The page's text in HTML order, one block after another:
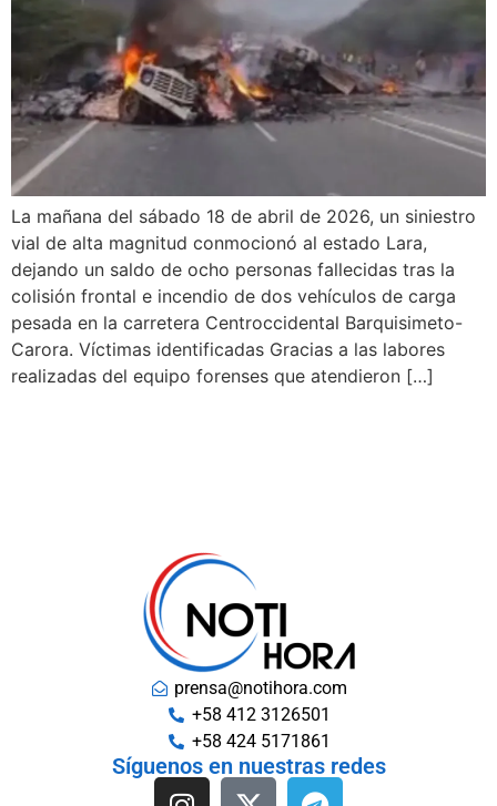
La mañana del sábado 18 de abril de 2026, un siniestro
vial de alta magnitud conmocionó al estado Lara,
dejando un saldo de ocho personas fallecidas tras la
colisión frontal e incendio de dos vehículos de carga
pesada en la carretera Centroccidental Barquisimeto-
Carora. Víctimas identificadas Gracias a las labores
realizadas del equipo forenses que atendieron […]
prensa@notihora.com
+58 412 3126501
+58 424 5171861
Síguenos en nuestras redes